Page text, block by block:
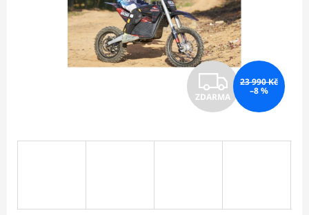
Z
D
A
ZDARMA
23 990 Kč
–8 %